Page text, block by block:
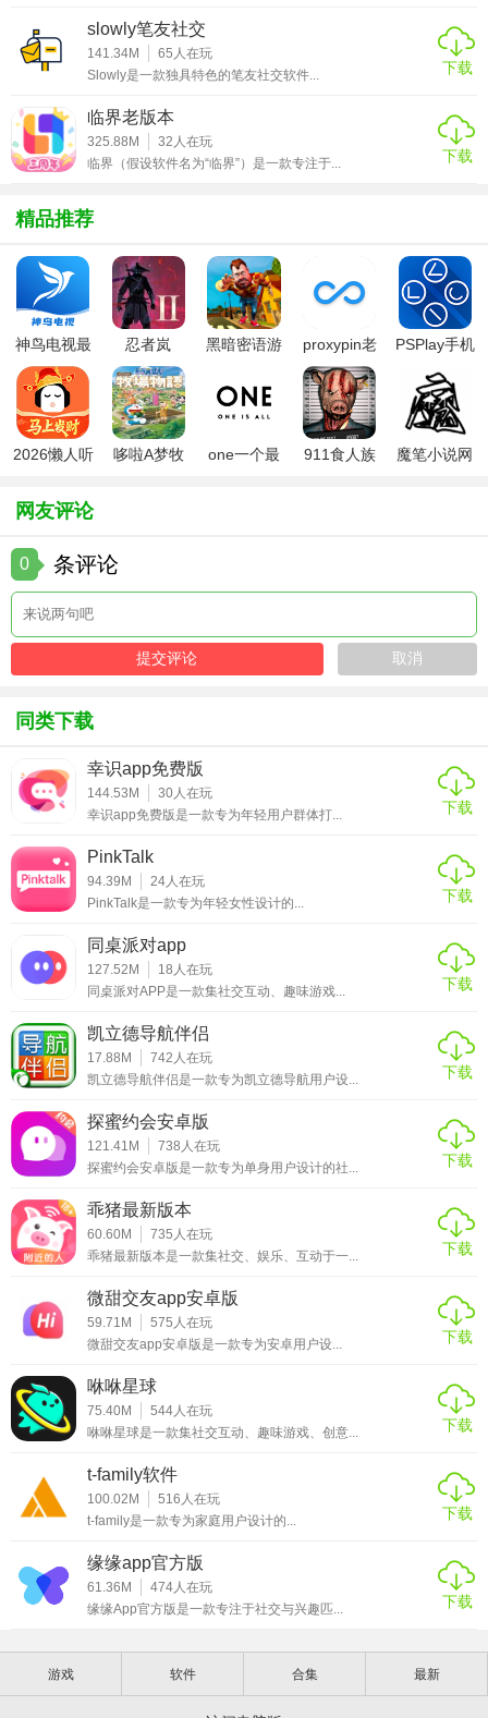
2. 个性化设置：提供多种消息气泡、主题皮肤等个性化设置
选项，满足用户个性化需求。
3. 联系人管理：支持添加、删除、搜索联系人，方便用户管
理通讯录。
管理消息记录。
【思语app安卓版优势】
1. 安全保障：采用多重加密技术，确保信息传输的安全性，
保护用户隐私。
2. 匿名通讯：支持匿名通讯方式，保护用户个人隐私不被泄
露。
3. 操作便捷：界面简洁明了，操作便捷易懂，适合各类用户
4. 多端同步：支持手机、电脑等多端同步，方便用户随时切
换设备查看消息。
5. 隐私保护：提供消息自毁功能，保护用户隐私不被泄露。
【思语app安卓版推荐】
注重隐私保护和个人安全的用户群体使用。无论是日常聊天
slowly笔友社交
141.34M 65 人在玩
Slowly是一款独具特色的笔友社交软件...
下载
临界老版本
325.88M 32 人在玩
临界（假设软件名为“临界”）是一款专注于...
下载
精品推荐
神鸟电视最
新版
忍者岚
2(NinjaArashi2)
黑暗密语游
proxypin老
版本
PSPlay手机
2026懒人听
哆啦A梦牧
one一个最
911食人族
魔笔小说网
网友评论
0 条评论
同类下载
幸识app免费版
144.53M 30人在玩
幸识app免费版是一款专为年轻用户群体打...
下载
PinkTalk
94.39M 24人在玩
PinkTalk是一款专为年轻女性设计的...
下载
同桌派对app
127.52M 18 人在玩
同桌派对APP是一款集社交互动、趣味游戏...
下载
凯立德导航伴侣
17.88M 742 人在玩
凯立德导航伴侣是一款专为凯立德导航用户设...
下载
探蜜约会安卓版
121.41M 738 人在玩
探蜜约会安卓版是一款专为单身用户设计的社...
下载
乖猪最新版本
60.60M 735 人在玩
乖猪最新版本是一款集社交、娱乐、互动于一...
下载
微甜交友app安卓版
59.71M 575 人在玩
微甜交友app安卓版是一款专为安卓用户设...
下载
咻咻星球
75.40M 544人在玩
咻咻星球是一款集社交互动、趣味游戏、创意...
下载
t-family软件
100.02M 516 人在玩
t-family是一款专为家庭用户设计的...
下载
缘缘app官方版
61.36M 474人在玩
缘缘App官方版是一款专注于社交与兴趣匹...
下载
游戏 软件 合集 最新